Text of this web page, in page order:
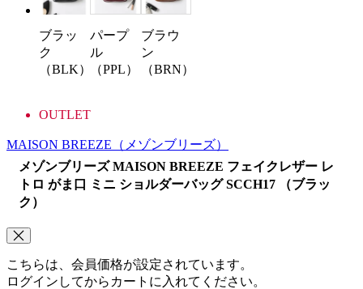
ブラッ
ク
（BLK）
パープ
ル
（PPL）
ブラウ
ン
（BRN）
OUTLET
MAISON BREEZE （メゾンブリーズ）
メゾンブリーズ MAISON BREEZE フェイクレザー レ
トロ がま口 ミニ ショルダーバッグ SCCH17 （ブラッ
ク）
こちらは、会員価格が設定されています。
ログインしてからカートに入れてください。